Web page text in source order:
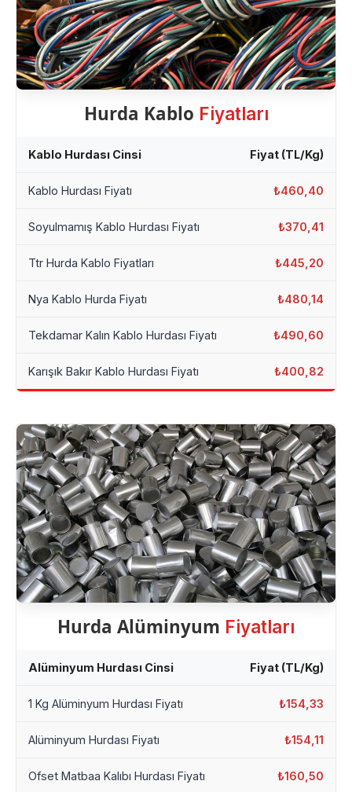
Hurda Kablo Fiyatları
Kablo Hurdası Cinsi Fiyat (TL/Kg)
Kablo Hurdası Fiyatı ₺460,40
Soyulmamış Kablo Hurdası Fiyatı ₺370,41
Ttr Hurda Kablo Fiyatları ₺445,20
Nya Kablo Hurda Fiyatı ₺480,14
Tekdamar Kalın Kablo Hurdası Fiyatı ₺490,60
Karışık Bakır Kablo Hurdası Fiyatı ₺400,82
Hurda Alüminyum Fiyatları
Alüminyum Hurdası Cinsi Fiyat (TL/Kg)
1 Kg Alüminyum Hurdası Fiyatı ₺154,33
Alüminyum Hurdası Fiyatı ₺154,11
Ofset Matbaa Kalıbı Hurdası Fiyatı ₺160,50